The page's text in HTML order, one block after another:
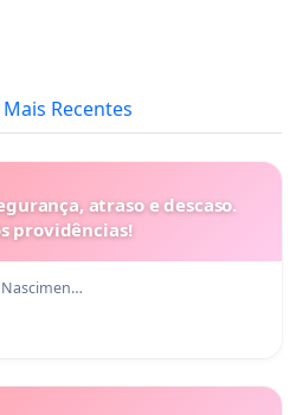
Recentes
atraso e descaso.
providências!